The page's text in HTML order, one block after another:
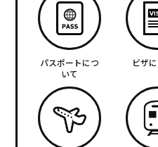
パスポートにつ
いて
ビザ